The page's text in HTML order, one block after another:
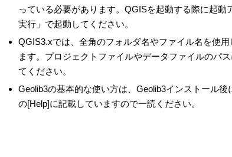
っている必要があります。QGISを起動する際に起
実行」で起動してください。
QGIS3.xでは、全角のフォルダ名やファイル名を使
ます。プロジェクトファイルやデータファイルのパ
てください。
Geolib3の基本的な使い方は、Geolib3インストール
の[Help]に記載していますので一読ください。